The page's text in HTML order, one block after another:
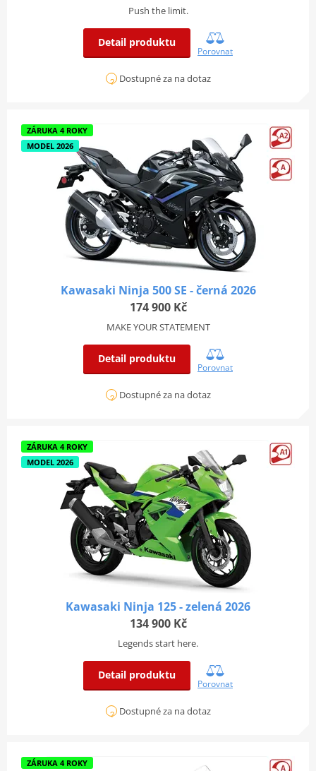
Push the limit.
Detail produktu
Porovnat
Dostupné za na dotaz
ZÁRUKA 4 ROKY
MODEL 2026
Kawasaki Ninja 500 SE - černá 2026
174 900 Kč
MAKE YOUR STATEMENT
Detail produktu
Porovnat
Dostupné za na dotaz
ZÁRUKA 4 ROKY
MODEL 2026
Kawasaki Ninja 125 - zelená 2026
134 900 Kč
Legends start here.
Detail produktu
Porovnat
Dostupné za na dotaz
ZÁRUKA 4 ROKY